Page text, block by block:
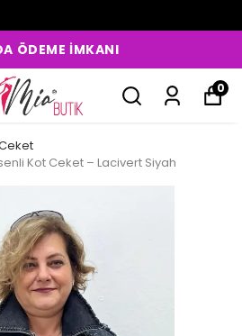
KARTINA 12 TAKSİT
0
Kot Ceket – Lacivert Siyah